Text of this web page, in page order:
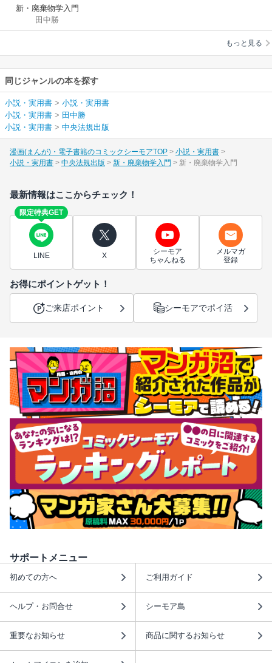
新・廃棄物学入門
田中勝
もっと見る
同じジャンルの本を探す
小説・実用書 > 小説・実用書
小説・実用書 > 田中勝
小説・実用書 > 中央法規出版
漫画(まんが)・電子書籍のコミックシーモアTOP
小説・実用書
小説・実用書
中央法規出版 新・廃棄物学入門 新・廃棄物学入門
最新情報はここからチェック！
限定特典GET
LINE X
シーモア
ちゃんねる
メルマガ
登録
お得にポイントゲット！
ご来店ポイント シーモアでポイ活
サポートメニュー
初めての方へ ご利用ガイド
ヘルプ・お問合せ シーモア島
重要なお知らせ 商品に関するお知らせ